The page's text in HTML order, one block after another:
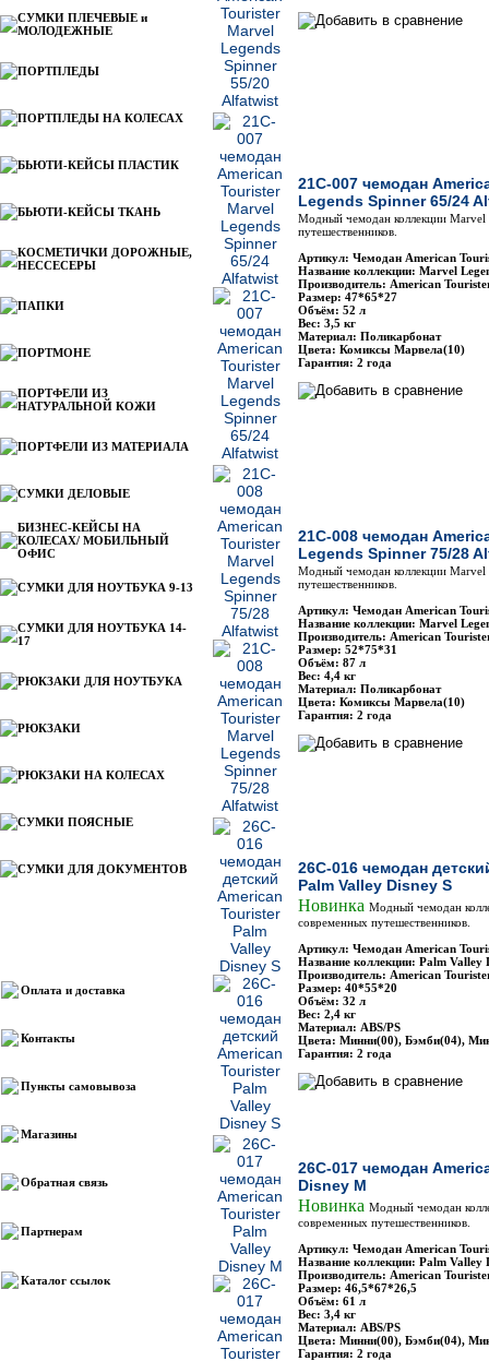
СУМКИ ПЛЕЧЕВЫЕ и
МОЛОДЕЖНЫЕ
ПОРТПЛЕДЫ
ПОРТПЛЕДЫ НА КОЛЕСАХ
БЬЮТИ-КЕЙСЫ ПЛАСТИК
БЬЮТИ-КЕЙСЫ ТКАНЬ
КОСМЕТИЧКИ ДОРОЖНЫЕ,
НЕССЕСЕРЫ
ПАПКИ
ПОРТМОНЕ
ПОРТФЕЛИ ИЗ
НАТУРАЛЬНОЙ КОЖИ
ПОРТФЕЛИ ИЗ МАТЕРИАЛА
СУМКИ ДЕЛОВЫЕ
БИЗНЕС-КЕЙСЫ НА
КОЛЕСАХ/ МОБИЛЬНЫЙ
ОФИС
СУМКИ ДЛЯ НОУТБУКА 9-13
СУМКИ ДЛЯ НОУТБУКА 14-
17
РЮКЗАКИ ДЛЯ НОУТБУКА
РЮКЗАКИ
РЮКЗАКИ НА КОЛЕСАХ
СУМКИ ПОЯСНЫЕ
СУМКИ ДЛЯ ДОКУМЕНТОВ
Оплата и доставка
Контакты
Пункты самовывоза
Магазины
Обратная связь
Партнерам
Каталог ссылок
21C-007 чемодан
Legends Spinner 65/24
Модный чемодан коллекции Marvel
путешественников.
Артикул: Чемодан American
Название коллекции: Marvel
Производитель: American
Размер: 47*65*27
Объём: 52 л
Вес: 3,5 кг
Материал: Поликарбонат
Цвета: Комиксы Марвела(10)
Гарантия: 2 года
21C-008 чемодан
Legends Spinner 75/28
Модный чемодан коллекции Marvel
путешественников.
Артикул: Чемодан American
Название коллекции: Marvel
Производитель: American
Размер: 52*75*31
Объём: 87 л
Вес: 4,4 кг
Материал: Поликарбонат
Цвета: Комиксы Марвела(10)
Гарантия: 2 года
26C-016 чемодан
Palm Valley Disney S
Новинка Модный чемодан
современных путешественников.
Артикул: Чемодан American
Название коллекции: Palm Valley
Производитель: American
Размер: 40*55*20
Объём: 32 л
Вес: 2,4 кг
Материал: ABS/PS
Цвета: Минни(00), Бэмби(04),
Гарантия: 2 года
26C-017 чемодан
Disney М
Новинка Модный чемодан
современных путешественников.
Артикул: Чемодан American
Название коллекции: Palm Valley
Производитель: American
Размер: 46,5*67*26,5
Объём: 61 л
Вес: 3,4 кг
Материал: ABS/PS
Цвета: Минни(00), Бэмби(04),
Гарантия: 2 года